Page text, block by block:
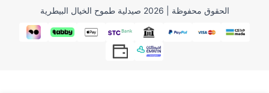
الحقوق محفوظة | 2026 صيدلية طموح الخيال البيطرية